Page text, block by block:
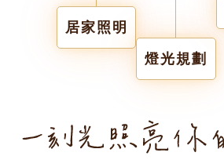
居家照明
燈光規劃